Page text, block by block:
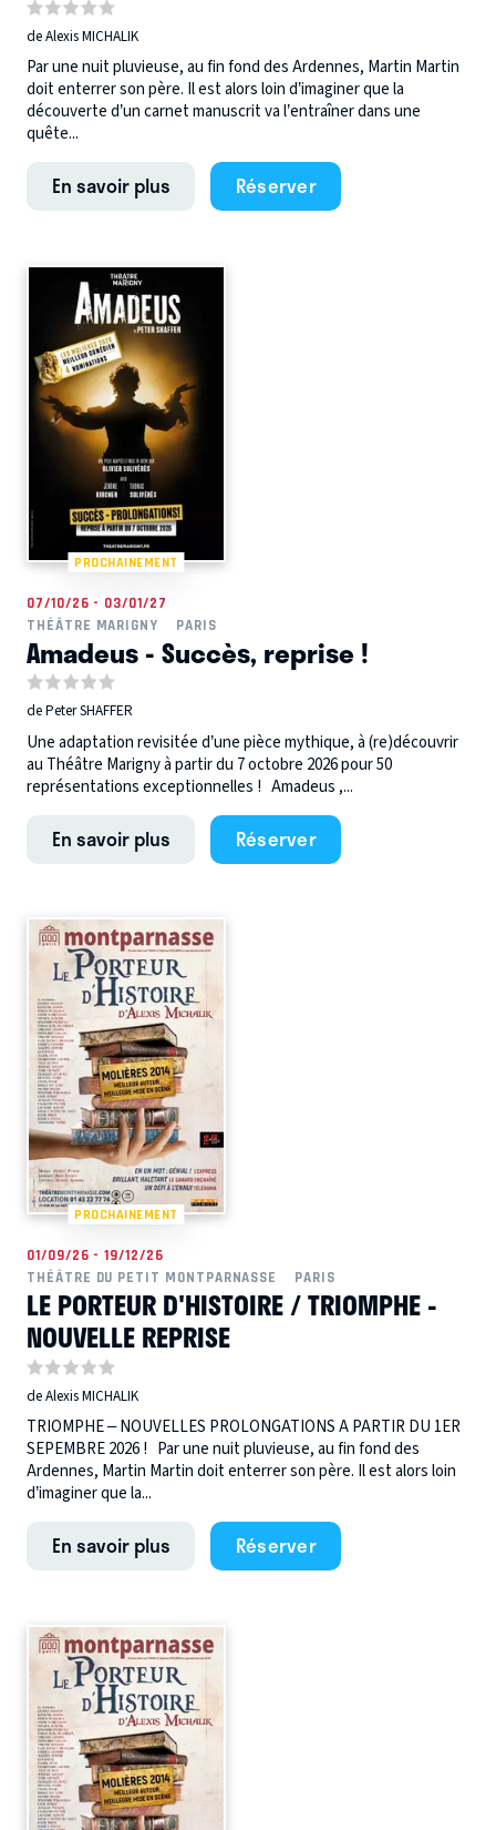
de Alexis MICHALIK
Par une nuit pluvieuse, au fin fond des Ardennes, Martin Martin
doit enterrer son père. Il est alors loin d’imaginer que la
découverte d’un carnet manuscrit va l’entraîner dans une
quête...
En savoir plus Réserver
PROCHAINEMENT
07/10/26 - 03/01/27
THÉÂTRE MARIGNY
PARIS
Amadeus - Succès, reprise !
de Peter SHAFFER
Une adaptation revisitée d’une pièce mythique, à (re)découvrir
au Théâtre Marigny à partir du 7 octobre 2026 pour 50
représentations exceptionnelles ! Amadeus ,...
En savoir plus Réserver
PROCHAINEMENT
01/09/26 - 19/12/26
THÉÂTRE DU PETIT MONTPARNASSE
PARIS
LE PORTEUR D'HISTOIRE / TRIOMPHE -
NOUVELLE REPRISE
de Alexis MICHALIK
TRIOMPHE – NOUVELLES PROLONGATIONS A PARTIR DU 1ER
SEPEMBRE 2026 ! Par une nuit pluvieuse, au fin fond des
Ardennes, Martin Martin doit enterrer son père. Il est alors loin
d’imaginer que la...
En savoir plus Réserver